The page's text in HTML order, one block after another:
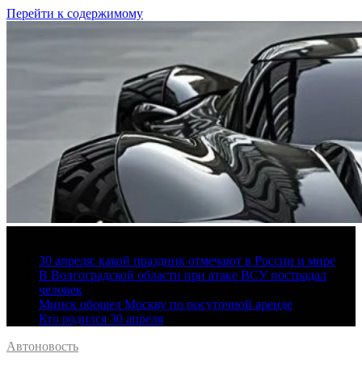
Перейти к содержимому
30 апреля: какой праздник отмечают в России и мире
В Волгоградской области при атаке ВСУ пострадал
человек
Минск обошел Москву по посуточной аренде
Кто родился 30 апреля
Автоновость